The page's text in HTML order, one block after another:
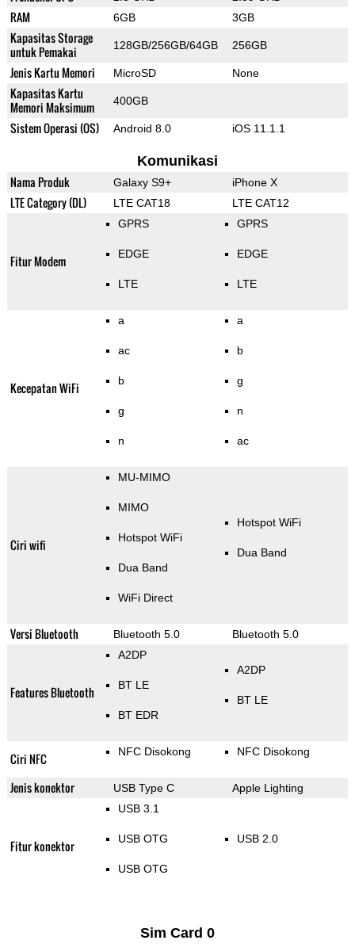
RAM 6GB 3GB
Kapasitas Storage
untuk Pemakai
128GB/256GB/64GB 256GB
Jenis Kartu Memori MicroSD None
Kapasitas Kartu
Memori Maksimum
400GB
Sistem Operasi (OS) Android 8.0 iOS 11.1.1
Komunikasi
Nama Produk Galaxy S9+ iPhone X
LTE Category (DL) LTE CAT18 LTE CAT12
Fitur Modem
GPRS
EDGE
LTE
GPRS
EDGE
LTE
Kecepatan WiFi
a
ac
b
g
n
a
b
g
n
ac
Ciri wifi
MU-MIMO
MIMO
Hotspot WiFi
Dua Band
WiFi Direct
Hotspot WiFi
Dua Band
Versi Bluetooth Bluetooth 5.0 Bluetooth 5.0
Features Bluetooth
A2DP
BT LE
BT EDR
A2DP
BT LE
Ciri NFC NFC Disokong NFC Disokong
Jenis konektor USB Type C Apple Lighting
Fitur konektor
USB 3.1
USB OTG
USB OTG
USB 2.0
Sim Card 0